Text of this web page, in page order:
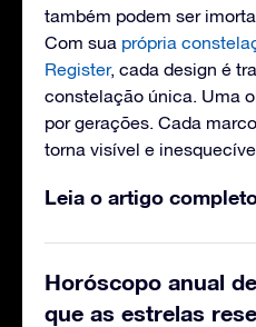
também podem ser
Com sua própria
Register, cada design é
constelação única. Uma
por gerações. Cada
torna visível e
Leia o artigo
Horóscopo anual
que as estrelas